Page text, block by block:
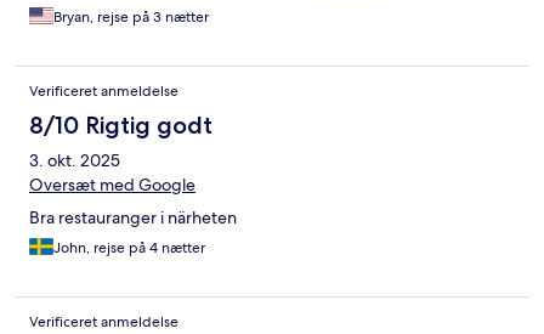
Bryan, rejse på 3 nætter
Verificeret anmeldelse
8/10 Rigtig godt
3. okt. 2025
Oversæt med Google
Bra restauranger i närheten
John, rejse på 4 nætter
Verificeret anmeldelse